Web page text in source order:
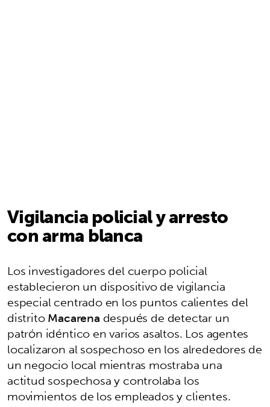
Vigilancia policial y arresto
con arma blanca
Los investigadores del cuerpo policial
establecieron un dispositivo de vigilancia
especial centrado en los puntos calientes del
distritoMacarena después de detectar un
patrón idéntico en varios asaltos. Los agentes
localizaron al sospechoso en los alrededores de
un negocio local mientras mostraba una
actitud sospechosa y controlaba los
movimientos de los empleados y clientes.